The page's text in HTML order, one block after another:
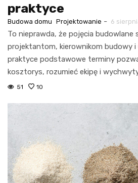
praktyce
Budowa domu Projektowanie - 6
To nieprawda, że pojęcia budowlane
projektantom, kierownikom budowy i
praktyce podstawowe terminy
kosztorys, rozumieć ekipę i
51 10